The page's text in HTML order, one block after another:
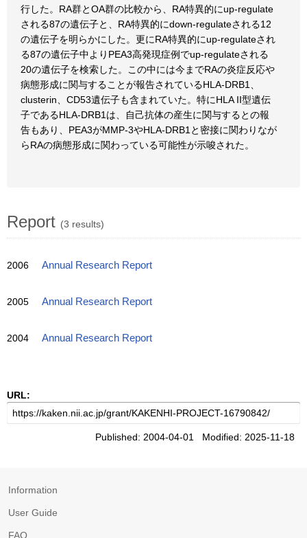
行した。RA群とOA群の比較から、RA特異的にup-regulate
される87の遺伝子と、RA特異的にdown-regulateされる12
の遺伝子を明らかにした。更にRA特異的にup-regulateされ
る87の遺伝子中よりPEA3高発現症例でup-regulateされる
20の遺伝子を検索した。この中には今までRAの炎症反応や
病態形成に関与することが報告されているHLA-DRB1、
clusterin、CD53遺伝子も含まれていた。特にHLA II型遺伝
子であるHLA-DRB1は、自己抗体の産生に関与するとの報
告もあり、PEA3がMMP-3やHLA-DRB1と密接に関わりなが
らRAの病態形成に関わっている可能性が示唆された。
Report (3 results)
2006 Annual Research Report
2005 Annual Research Report
2004 Annual Research Report
URL:
Published: 2004-04-01 Modified: 2025-11-18
Information
User Guide
FAQ